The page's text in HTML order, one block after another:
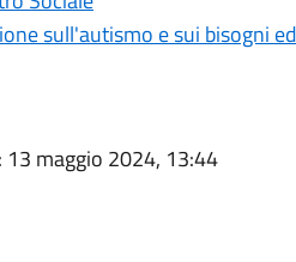
sull'autismo e sui bisogni
: 13 maggio 2024, 13:44